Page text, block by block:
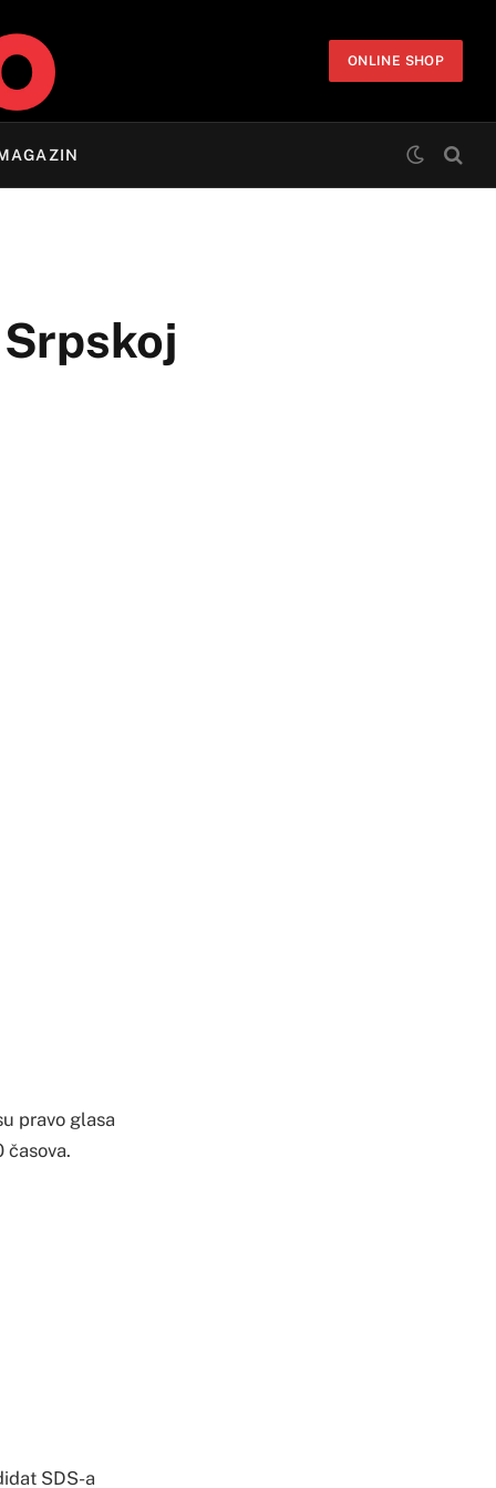
ONLINE SHOP
pravo glasa
časova.
SDS-a